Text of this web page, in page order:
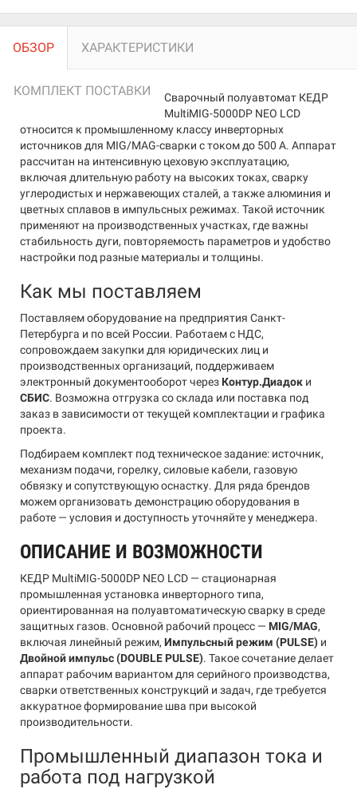
ОБЗОР ХАРАКТЕРИСТИКИ
КОМПЛЕКТ ПОСТАВКИ
Сварочный полуавтомат КЕДР
MultiMIG-5000DP NEO LCD
относится к промышленному классу инверторных
источников для MIG/MAG-сварки с током до 500 А. Аппарат
рассчитан на интенсивную цеховую эксплуатацию,
включая длительную работу на высоких токах, сварку
углеродистых и нержавеющих сталей, а также алюминия и
цветных сплавов в импульсных режимах. Такой источник
применяют на производственных участках, где важны
стабильность дуги, повторяемость параметров и удобство
настройки под разные материалы и толщины.
Как мы поставляем
Поставляем оборудование на предприятия Санкт-
Петербурга и по всей России. Работаем с НДС,
сопровождаем закупки для юридических лиц и
производственных организаций, поддерживаем
электронный документооборот через Контур.Диадок и
СБИС. Возможна отгрузка со склада или поставка под
заказ в зависимости от текущей комплектации и графика
проекта.
Подбираем комплект под техническое задание: источник,
механизм подачи, горелку, силовые кабели, газовую
обвязку и сопутствующую оснастку. Для ряда брендов
можем организовать демонстрацию оборудования в
работе — условия и доступность уточняйте у менеджера.
ОПИСАНИЕ И ВОЗМОЖНОСТИ
КЕДР MultiMIG-5000DP NEO LCD — стационарная
промышленная установка инверторного типа,
ориентированная на полуавтоматическую сварку в среде
защитных газов. Основной рабочий процесс — MIG/MAG,
включая линейный режим, Импульсный режим (PULSE) и
Двойной импульс (DOUBLE PULSE). Такое сочетание делает
аппарат рабочим вариантом для серийного производства,
сварки ответственных конструкций и задач, где требуется
аккуратное формирование шва при высокой
производительности.
Промышленный диапазон тока и
работа под нагрузкой